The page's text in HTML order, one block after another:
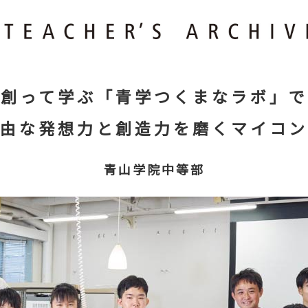
創って学ぶ「青学つくまなラボ」で
な発想力と創造力を磨くマイコ
青山学院中等部